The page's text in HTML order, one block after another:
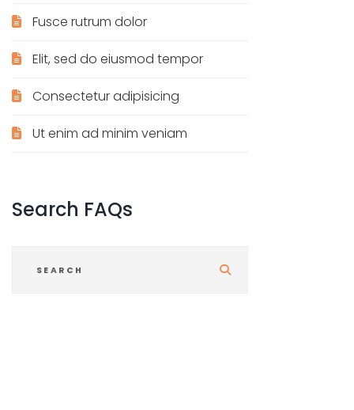
Fusce rutrum dolor
Elit, sed do eiusmod tempor
Consectetur adipisicing
Ut enim ad minim veniam
Search FAQs